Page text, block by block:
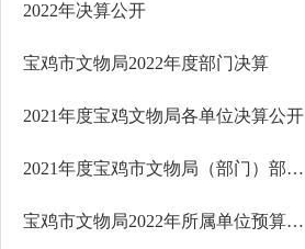
2022年决算公开
宝鸡市文物局2022年度部门决算
2021年度宝鸡文物局各单位决算公开
2021年度宝鸡市文物局（部门）部门决算
宝鸡市文物局2022年所属单位预算公开